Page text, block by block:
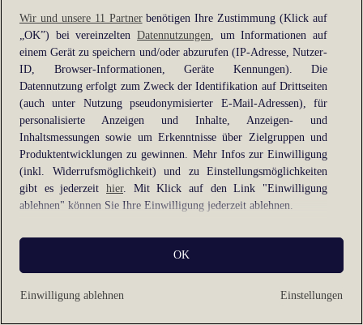
Wir und unsere 11 Partnerbenötigen Ihre Zustimmung (Klick auf
„OK”) bei vereinzelten Datennutzungen, um Informationen auf
einem Gerät zu speichern und/oder abzurufen (IP-Adresse, Nutzer-
ID, Browser-Informationen, Geräte Kennungen). Die
Datennutzung erfolgt zum Zweck der Identifikation auf Drittseiten
(auch unter Nutzung pseudonymisierter E-Mail-Adressen), für
personalisierte Anzeigen und Inhalte, Anzeigen- und
Inhaltsmessungen sowie um Erkenntnisse über Zielgruppen und
Produktentwicklungen zu gewinnen. Mehr Infos zur Einwilligung
(inkl. Widerrufsmöglichkeit) und zu Einstellungsmöglichkeiten
gibt es jederzeit hier. Mit Klick auf den Link "Einwilligung
ablehnen" können Sie Ihre Einwilligung jederzeit ablehnen.
Sie können Ihre Einwilligung auch jederzeit grundlos mit Wirkung
für die Zukunft widerrufen, indem Sie z. B. auf den Button
"Cookie-Einstellungen" im Footer der Website und "Alle
ablehnen" klicken.
Einstellungen
Einwilligung ablehnen
OK